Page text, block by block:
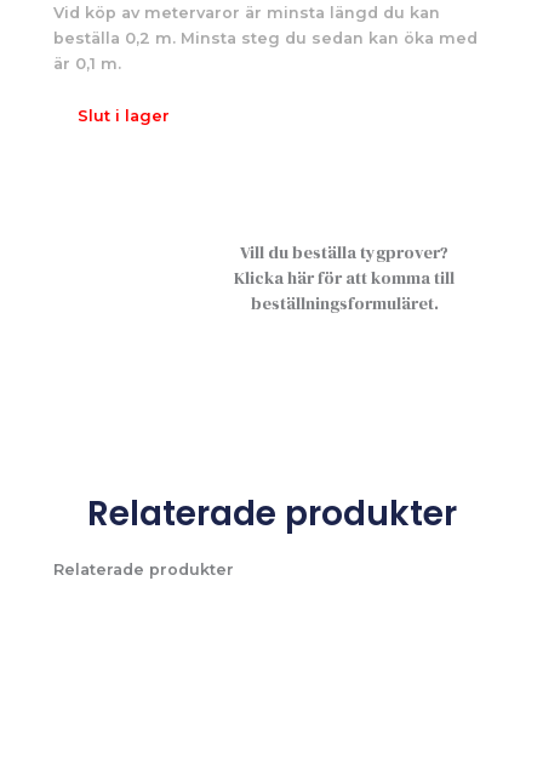
Vid köp av metervaror är minsta längd du kan
beställa 0,2 m. Minsta steg du sedan kan öka med
är 0,1 m.
Slut i lager
Vill du beställa tygprover?
Klicka här för att komma till
beställningsformuläret.
Relaterade produkter
Relaterade produkter